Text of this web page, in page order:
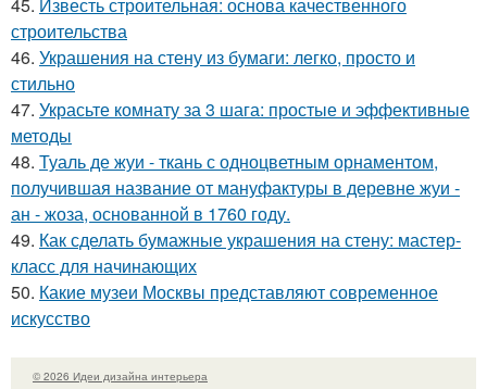
строительства
46. Украшения на стену из бумаги: легко, просто и
стильно
47. Украсьте комнату за 3 шага: простые и эффективные
методы
48. Туаль де жуи - ткань с одноцветным орнаментом,
получившая название от мануфактуры в деревне жуи -
ан - жоза, основанной в 1760 году.
49. Как сделать бумажные украшения на стену: мастер-
класс для начинающих
50. Какие музеи Москвы представляют современное
искусство
© 2026 Идеи дизайна интерьера